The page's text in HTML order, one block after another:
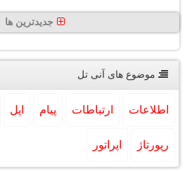
جدیدترین ها
موضوع های آنی تل
اطلاعات ارتباطات پیام اپل
رپورتاژ اپراتور